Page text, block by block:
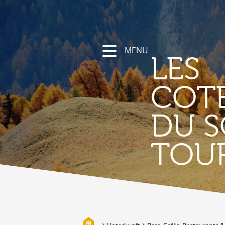
NATUR
Die Region
Wandern und Sportwege
Das Wallis mit Fahrrad und
Mountainbike
Biotope
MENU
LES
DU